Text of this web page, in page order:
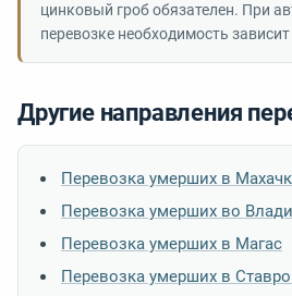
цинковый гроб обязателен. При
перевозке необходимость
Другие направления
Перевозка умерших в
Перевозка умерших во
Перевозка умерших в Магас
Перевозка умерших в